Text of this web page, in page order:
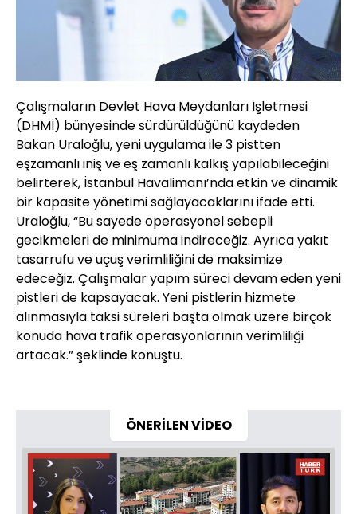
Çalışmaların Devlet Hava Meydanları İşletmesi
(DHMİ) bünyesinde sürdürüldüğünü kaydeden
Bakan Uraloğlu, yeni uygulama ile 3 pistten
eşzamanlı iniş ve eş zamanlı kalkış yapılabileceğini
belirterek, İstanbul Havalimanı’nda etkin ve dinamik
bir kapasite yönetimi sağlayacaklarını ifade etti.
Uraloğlu, “Bu sayede operasyonel sebepli
gecikmeleri de minimuma indireceğiz. Ayrıca yakıt
tasarrufu ve uçuş verimliliğini de maksimize
edeceğiz. Çalışmalar yapım süreci devam eden yeni
pistleri de kapsayacak. Yeni pistlerin hizmete
alınmasıyla taksi süreleri başta olmak üzere birçok
konuda hava trafik operasyonlarının verimliliği
artacak.” şeklinde konuştu.
ÖNERİLEN VİDEO